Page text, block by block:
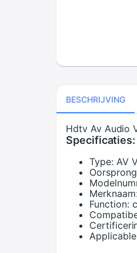
BESCHRIJVING
Hdtv Av Audio
Specificaties:
Type: AV
Function: